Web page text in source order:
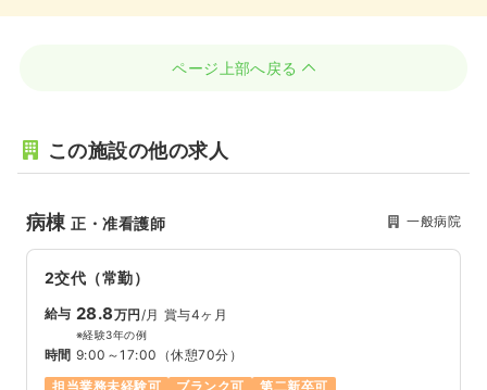
ページ上部へ戻る
この施設の他の求人
病棟正・准看護師 一般病院
2交代（常勤）
給与 28.8万円 /月 賞与4ヶ月
※経験3年の例
時間 9:00～17:00 （休憩70分）
担当業務未経験可
ブランク可
第二新卒可